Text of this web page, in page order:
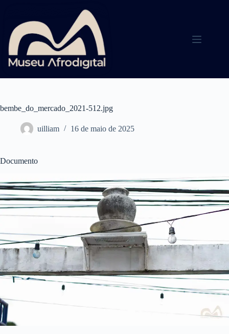
conteúdo
bembe_do_mercado_2021-512.jpg
uilliam 16 de maio de 2025
Documento